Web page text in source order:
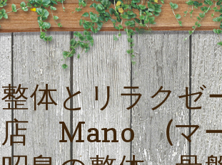
整体とリラクゼ
店 Mano (マ